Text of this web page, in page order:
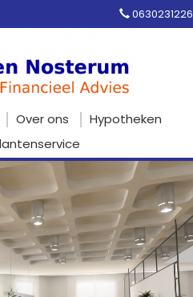
0630231226
Over ons
Hypotheken